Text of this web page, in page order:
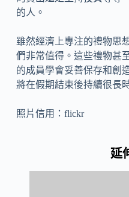
的人。
雖然經濟上專注的禮物思
們非常值得。這些禮物甚
的成員學會妥善保存和創
將在假期結束後持續很長
照片信用：flickr
延